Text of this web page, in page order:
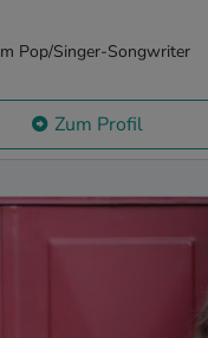
Pop/Singer-Songwriter
Zum Profil